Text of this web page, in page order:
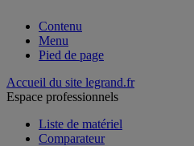
Contenu
Menu
Pied de page
Accueil du site legrand.fr
Espace professionnels
Liste de matériel
Comparateur